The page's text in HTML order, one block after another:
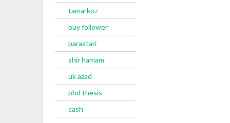
tamarkoz
buy follower
parastari
shir hamam
uk azad
phd thesis
cash